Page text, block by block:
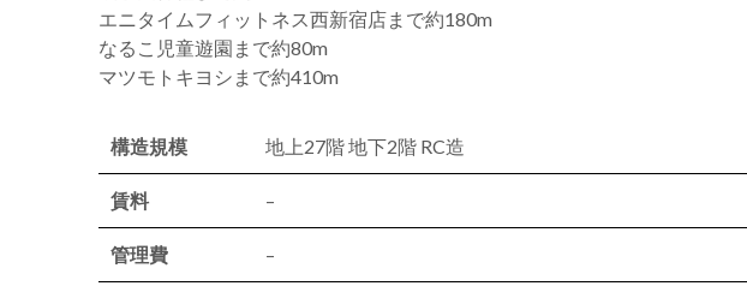
エニタイムフィットネス西新宿店まで約180m
なるこ児童遊園まで約80m
マツモトキヨシまで約410m
構造規模 地上27階 地下2階 RC造
賃料 –
管理費 –